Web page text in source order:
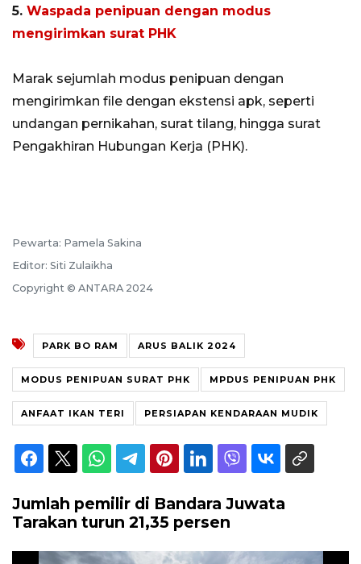
5. Waspada penipuan dengan modus
mengirimkan surat PHK
Marak sejumlah modus penipuan dengan
mengirimkan file dengan ekstensi apk, seperti
undangan pernikahan, surat tilang, hingga surat
Pengakhiran Hubungan Kerja (PHK).
Pewarta: Pamela Sakina
Editor: Siti Zulaikha
Copyright © ANTARA 2024
PARK BO RAM ARUS BALIK 2024
MODUS PENIPUAN SURAT PHK MPDUS PENIPUAN PHK
ANFAAT IKAN TERI PERSIAPAN KENDARAAN MUDIK
Jumlah pemilir di Bandara Juwata
Tarakan turun 21,35 persen